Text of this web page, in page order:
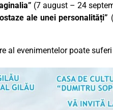
(7 august – 24
ale unei personalități”
al evenimentelor poate